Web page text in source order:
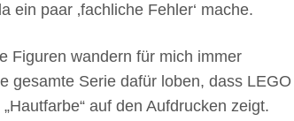
paar ‚fachliche Fehler‘ mache.
Figuren wandern für mich immer
gesamte Serie dafür loben, dass LEGO
auf den Aufdrucken zeigt.